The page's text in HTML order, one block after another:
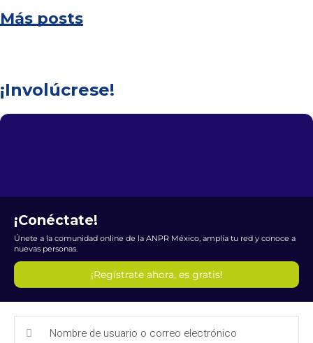
Más posts
¡Involúcrese!
¡Conéctate!
Únete a la comunidad online de la ANPR México, amplía tu red y conoce a
nuevas personas.
¡Regístrate ahora, es gratis!